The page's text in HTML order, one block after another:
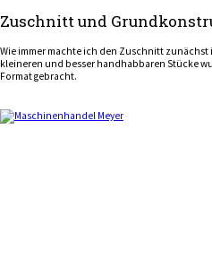
Zuschnitt und
Wie immer machte ich den Zuschnitt zunächst
kleineren und besser handhabbaren Stücke
Format gebracht.